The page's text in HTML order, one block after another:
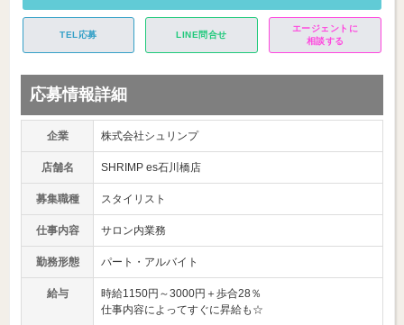
TEL応募 LINE問合せ
エージェントに
相談する
応募情報詳細
企業 株式会社シュリンプ
店舗名 SHRIMP es石川橋店
募集職種 スタイリスト
仕事内容 サロン内業務
勤務形態 パート・アルバイト
給与
時給1150円～3000円＋歩合28％
仕事内容によってすぐに昇給も☆